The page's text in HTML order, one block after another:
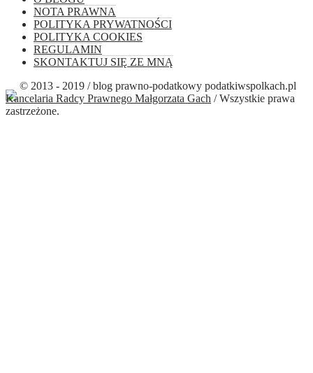
NOTA PRAWNA
POLITYKA PRYWATNOŚCI
POLITYKA COOKIES
REGULAMIN
SKONTAKTUJ SIĘ ZE MNĄ
© 2013 - 2019 / blog prawno-podatkowy podatkiwspolkach.pl
Kancelaria Radcy Prawnego Małgorzata Gach / Wszystkie prawa
zastrzeżone.